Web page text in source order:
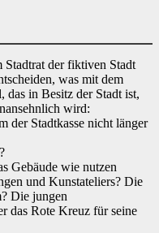
Stadtrat der fiktiven Stadt
was mit dem
das in Besitz der Stadt ist,
wird:
der Stadtkasse nicht länger
Gebäude wie nutzen
und Kunstateliers? Die
Die jungen
das Rote Kreuz für seine